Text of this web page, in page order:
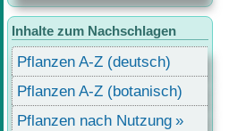
Inhalte zum Nachschlagen
Pflanzen A-Z (deutsch)
Pflanzen A-Z (botanisch)
Pflanzen nach Nutzung